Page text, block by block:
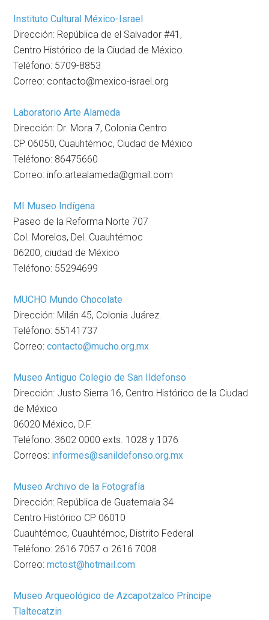
Instituto Cultural México-Israel
Dirección: República de el Salvador #41,
Centro Histórico de la Ciudad de México.
Teléfono: 5709-8853
Correo: contacto@mexico-israel.org
Laboratorio Arte Alameda
Dirección: Dr. Mora 7, Colonia Centro
CP 06050, Cuauhtémoc, Ciudad de México
Teléfono: 86475660
Correo: info.artealameda@gmail.com
MI Museo Indígena
Paseo de la Reforma Norte 707
Col. Morelos, Del. Cuauhtémoc
06200, ciudad de México
Teléfono: 55294699
MUCHO Mundo Chocolate
Dirección: Milán 45, Colonia Juárez.
Teléfono: 55141737
Correo:contacto@mucho.org.mx
Museo Antiguo Colegio de San Ildefonso
Dirección: Justo Sierra 16, Centro Histórico de la Ciudad
de México
06020 México, D.F.
Teléfono: 3602 0000 exts. 1028 y 1076
Correos: informes@sanildefonso.org.mx
Museo Archivo de la Fotografía
Dirección: República de Guatemala 34
Centro Histórico CP 06010
Cuauhtémoc, Cuauhtémoc, Distrito Federal
Teléfono: 2616 7057 o 2616 7008
Correo:mctost@hotmail.com
Museo Arqueológico de Azcapotzalco Príncipe
Tlaltecatzin